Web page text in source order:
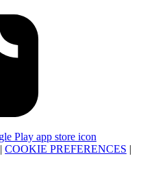
| COOKIE PREFERENCES |